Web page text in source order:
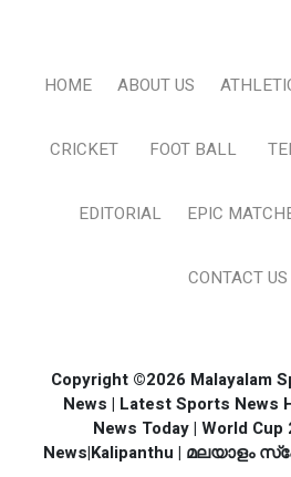
HOME ABOUT US
CRICKET FOOT BALL
EDITORIAL EPIC
CONTACT US
Copyright ©2026 Malayalam
News | Latest Sports News
News Today | World
News|Kalipanthu |